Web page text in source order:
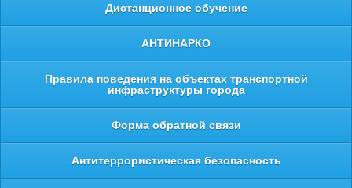
Дистанционное обучение
АНТИНАРКО
Правила поведения на объектах транспортной
инфраструктуры города
Форма обратной связи
Антитеррористическая безопасность